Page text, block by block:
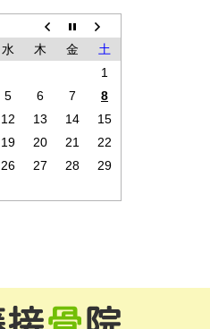
水 木 金
土
1
5 6 7
8
12 13 14
15
19 20 21
22
26 27 28
29